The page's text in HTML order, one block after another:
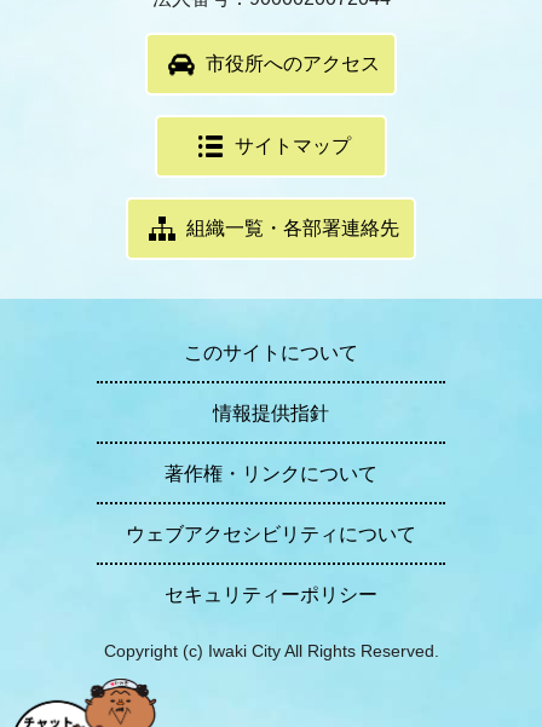
市役所へのアクセス
サイトマップ
組織一覧・各部署連絡先
このサイトについて
情報提供指針
著作権・リンクについて
ウェブアクセシビリティについて
セキュリティーポリシー
Copyright (c) Iwaki City All Rights Reserved.